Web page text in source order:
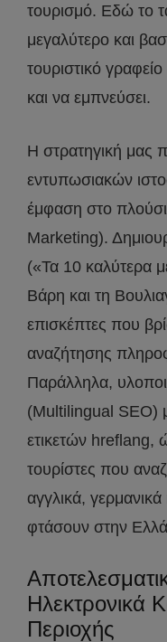
τουρισμό. Εδώ το
μεγαλύτερο και
τουριστικό
και να εμπνεύσει.
Η στρατηγική μας
εντυπωσιακών
έμφαση στο
Marketing).
(«Τα 10 καλύτερα
Βάρη και τη
επισκέπτες που
αναζήτησης
Παράλληλα,
(Multilingual SEO)
ετικετών hreflang,
τουρίστες που
αγγλικά,
φτάσουν στην
Ηλεκτρονικά
Περιοχής